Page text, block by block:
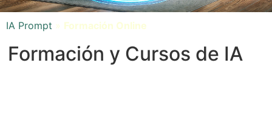
IA Prompt » Formación Online
Formación y Cursos de IA